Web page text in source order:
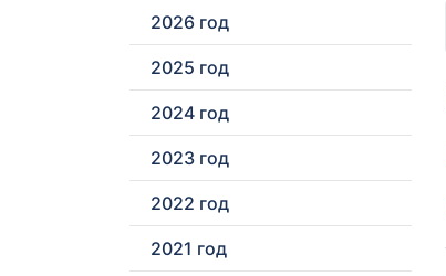
2026 год
2025 год
2024 год
2023 год
2022 год
2021 год